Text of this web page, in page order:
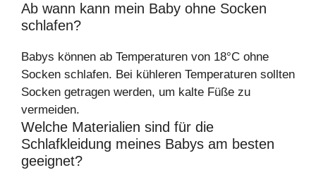
Ab wann kann mein Baby ohne Socken
schlafen?
Babys können ab Temperaturen von 18°C ohne
Socken schlafen. Bei kühleren Temperaturen sollten
Socken getragen werden, um kalte Füße zu
vermeiden.
Welche Materialien sind für die
Schlafkleidung meines Babys am besten
geeignet?